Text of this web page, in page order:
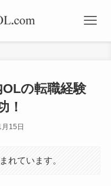
の転職経験
！
15日
れています。